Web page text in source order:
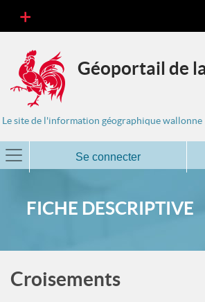
Géoportail de
Le site de l'information géographique wallonne
Se connecter
FICHE DESCRIPTIVE
Croisements